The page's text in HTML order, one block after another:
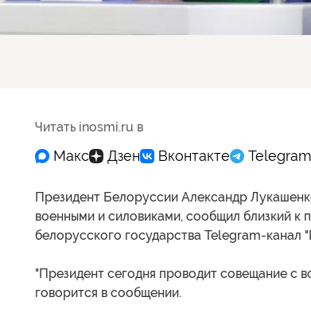
Читать inosmi.ru в
Президент Белоруссии Александр
военными и силовиками, сообщил близкий к
белорусского государства Telegram-канал
"Президент сегодня проводит совещание с
говорится в сообщении.